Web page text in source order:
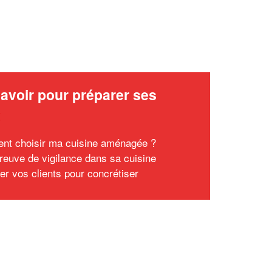
pour préparer ses
choisir ma cuisine aménagée ?
de vigilance dans sa cuisine
vos clients pour concrétiser